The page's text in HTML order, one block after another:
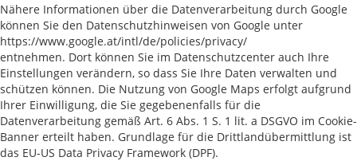
Nähere Informationen über die Datenverarbeitung durch Google
können Sie den Datenschutzhinweisen von Google unter
https://www.google.at/intl/de/policies/privacy/
entnehmen. Dort können Sie im Datenschutzcenter auch Ihre
Einstellungen verändern, so dass Sie Ihre Daten verwalten und
schützen können. Die Nutzung von Google Maps erfolgt aufgrund
Ihrer Einwilligung, die Sie gegebenenfalls für die
Datenverarbeitung gemäß Art. 6 Abs. 1 S. 1 lit. a DSGVO im Cookie-
Banner erteilt haben. Grundlage für die Drittlandübermittlung ist
das EU-US Data Privacy Framework (DPF).